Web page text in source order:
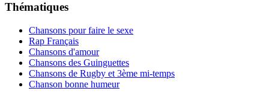
Thématiques
Chansons pour faire le sexe
Rap Français
Chansons d'amour
Chansons des Guinguettes
Chansons de Rugby et 3ème mi-temps
Chanson bonne humeur